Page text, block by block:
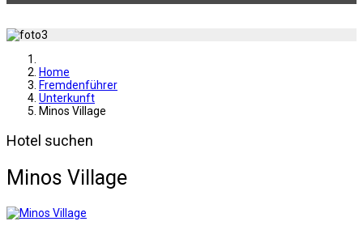
Home
Fremdenführer
Unterkunft
Minos Village
Hotel suchen
Minos Village